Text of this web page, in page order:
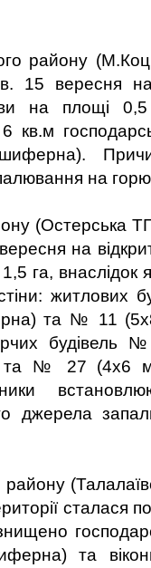
району
вересня на
на площі 0,5
шиферна).
на
(Остерська
на
га, внаслідок
житлових
та № 11
та № 27 (4х6 м,
джерела
сталася
та